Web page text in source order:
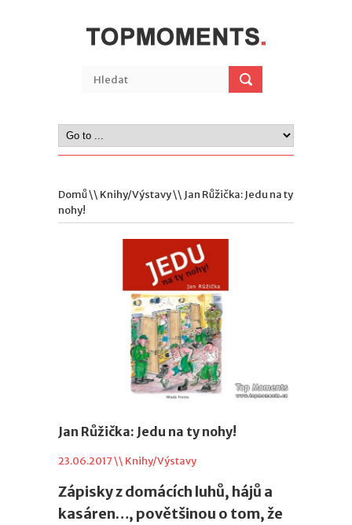
Domů\\ Knihy/Výstavy\\ Jan Růžička: Jedu na ty
nohy!
Jan Růžička: Jedu na ty nohy!
23.06.2017 \\ Knihy/Výstavy
Zápisky z domácích luhů, hájů a
kasáren…, povětšinou o tom, že